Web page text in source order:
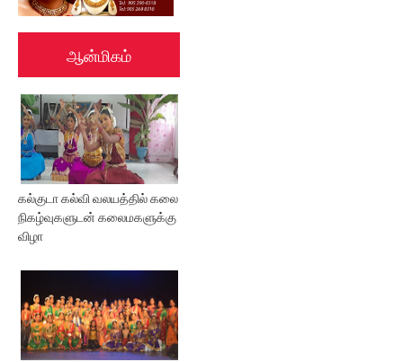
ஆன்மிகம்
கல்குடா கல்வி வலயத்தில் கலை
நிகழ்வுகளுடன் கலைமகளுக்கு
விழா